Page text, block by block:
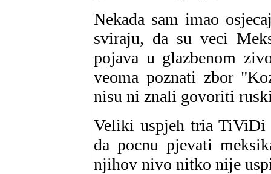
Nekada sam imao
sviraju, da su veci
pojava u glazbenom
veoma poznati zbor
nisu ni znali govoriti
Veliki uspjeh tria TiViDi
da pocnu pjevati
njihov nivo nitko nije